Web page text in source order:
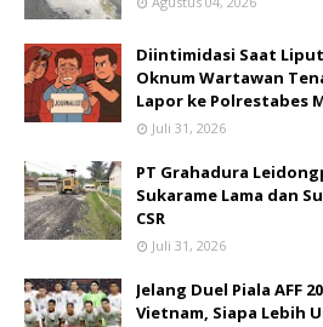
Diintimidasi Saat
Oknum Wartawan
Lapor ke Polrestabes
Juli 31, 2026
PT Grahadura
Sukarame Lama dan
CSR
Juli 31, 2026
Jelang Duel Piala AFF
Vietnam, Siapa Lebih